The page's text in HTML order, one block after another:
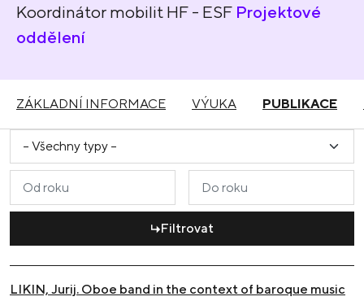
Koordinátor mobilit HF - ESF Projektové
oddělení
ZÁKLADNÍ INFORMACE VÝUKA PUBLIKACE
Filtrovat
LIKIN, Jurij. Oboe band in the context of baroque music